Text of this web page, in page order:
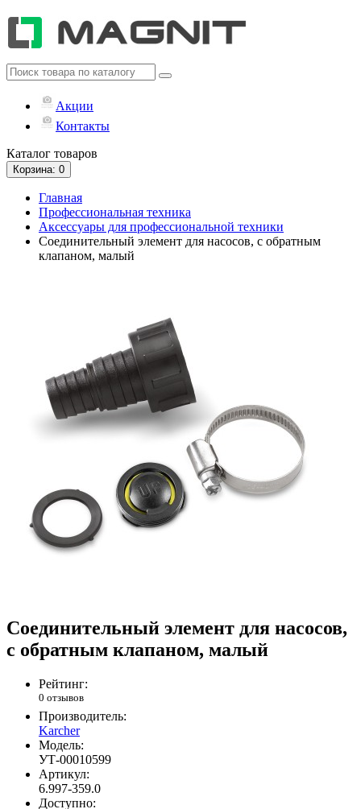
Акции
Контакты
Каталог товаров
Корзина: 0
Главная
Профессиональная техника
Аксессуары для профессиональной техники
Соединительный элемент для насосов, с обратным
клапаном, малый
Соединительный элемент для насосов,
с обратным клапаном, малый
Рейтинг:
0 отзывов
Производитель:
Karcher
Модель:
УТ-00010599
Артикул:
6.997-359.0
Доступно: